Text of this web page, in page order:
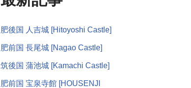
肥後国 人吉城 [Hitoyoshi Castle]
肥前国 長尾城 [Nagao Castle]
筑後国 蒲池城 [Kamachi Castle]
肥前国 宝泉寺館 [HOUSENJI